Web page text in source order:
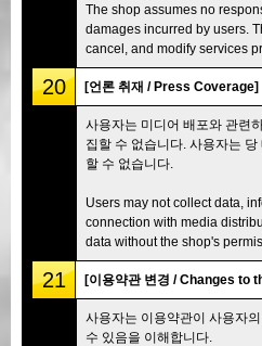
The shop assumes no
damages incurred by users.
cancel, and modify services
20 [언론 취재 / Press Coverage]
사용자는 미디어 배포와 관련
집할 수 없습니다. 사용자는
할 수 없습니다.
Users may not collect data,
connection with media
data without the shop's
21 [이용약관 변경 / Changes to
사용자는 이용약관이 사용자
수 있음을 이해합니다.